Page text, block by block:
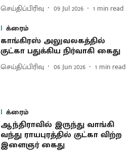
செய்திப்பிரிவு 09 Jul 2026 1 min read
க்ரைம்
காங்கிரஸ் அலுவலகத்தில்
குட்கா பதுக்கிய நிர்வாகி கைது
செய்திப்பிரிவு 06 Jun 2026 1 min read
க்ரைம்
ஆந்திராவில் இருந்து வாங்கி
வந்து ராயபுரத்தில் குட்கா விற்ற
இளைஞர் கைது